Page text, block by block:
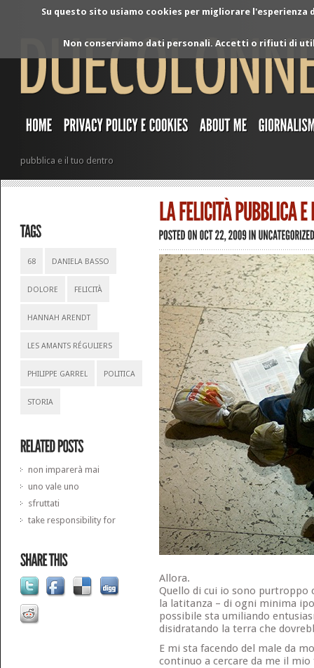
Su questo sito usiamo cookies per migliorare
Non conserviamo dati personali. Accetti o rifiuti di
pubblica e il tuo dentro
68 DANIELA BASSO
DOLORE FELICITÀ
HANNAH ARENDT
LES AMANTS RÉGULIERS
PHILIPPE GARREL POLITICA
STORIA
non imparerà mai
uno vale uno
sfruttati
take responsibility for
Allora.
Quello di cui io sono purtroppo
la latitanza – di ogni minima
possibile sta umiliando
disidratando la terra che
E mi sta facendo del male da
continuo a cercare da me il mio